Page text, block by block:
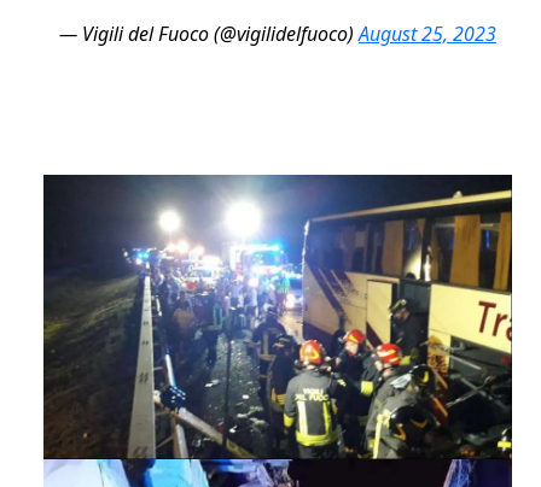
— Vigili del Fuoco (@vigilidelfuoco)August 25, 2023